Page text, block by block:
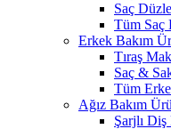
Saç
Tüm Saç
Erkek Bakım
Tıraş
Saç &
Tüm
Ağız Bakım
Şarjlı Diş